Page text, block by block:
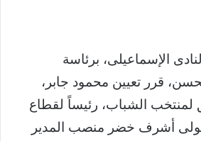
الإسماعيلى، برئاسة
قرر تعيين محمود جابر،
لمنتخب الشباب، رئيساً لقطاع
أشرف خضر منصب المدير